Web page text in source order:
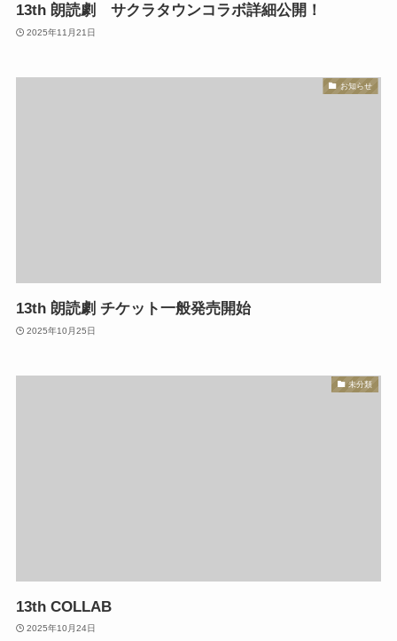
13th 朗読劇 サクラタウンコラボ詳細公開！
2025年11月21日
お知らせ
13th 朗読劇 チケット一般発売開始
2025年10月25日
未分類
13th COLLAB
2025年10月24日